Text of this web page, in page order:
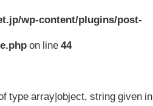
wp-content/plugins/post-
on line44
type array|object, string given in